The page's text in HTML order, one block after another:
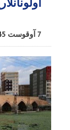
7 آوقوست 11:45